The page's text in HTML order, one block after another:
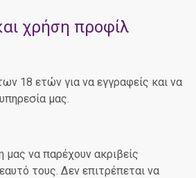
χρήση προφίλ
18 ετών για να εγγραφείς και να
μας.
μας να παρέχουν ακριβείς
τους. Δεν επιτρέπεται να